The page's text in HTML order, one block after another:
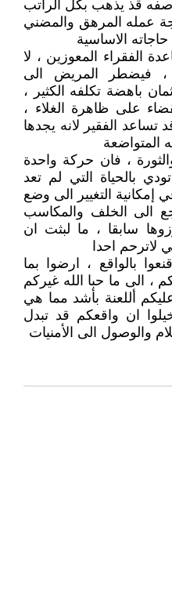
قذ يذهب بكل الراتب
عمله المرهق والمضني
الاساسية
الفقراء المعوزين ، لا
، فيضطر المريض الى
باهضة تكلفه الكثير ،
على ظاهرة الغلاء ،
تساعد الفقير لانه يجدها
المتواضعة
، فان حركة واحدة
بالحياة التي لم تعد
إمكانية التغيير الى وضع
الى الخلف والمكاسب
سابقا ، ما لبثت ان
لاترحم احدا
بالواقع ، ارضوا بما
، الى ما حبا الله غيركم
أللعنة بأشد مما هي
ان واقعكم قد تبدل
والوصول الى الأمنيات